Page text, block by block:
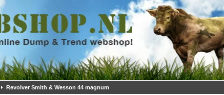
Revolver Smith & Wesson 44 magnum